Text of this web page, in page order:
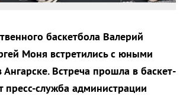
баскетбола Валерий
Моня встретились с юными
Встреча прошла в баскет-
пресс-служба администрации